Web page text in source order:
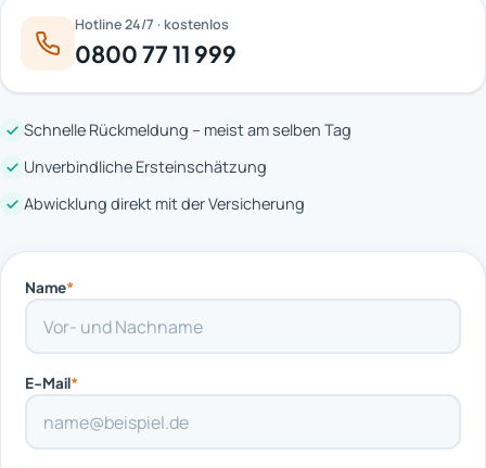
Hotline 24/7 · kostenlos
0800 77 11 999
Schnelle Rückmeldung – meist am selben Tag
Unverbindliche Ersteinschätzung
Abwicklung direkt mit der Versicherung
Name*
E-Mail*